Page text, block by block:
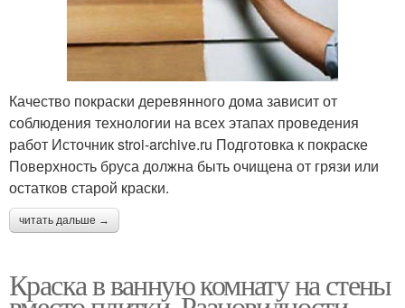
Качество покраски деревянного дома зависит от
соблюдения технологии на всех этапах проведения
работ Источник stroi-archive.ru Подготовка к покраске
Поверхность бруса должна быть очищена от грязи или
остатков старой краски.
читать дальше →
Краска в ванную комнату на стены